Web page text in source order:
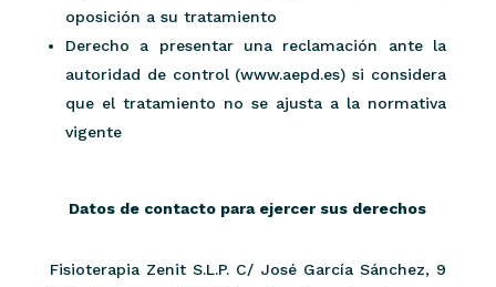
oposición a su tratamiento
Derecho a presentar una reclamación ante la
autoridad de control (www.aepd.es) si considera
que el tratamiento no se ajusta a la normativa
vigente
Datos de contacto para ejercer sus derechos
Fisioterapia Zenit S.L.P. C/ José García Sánchez, 9